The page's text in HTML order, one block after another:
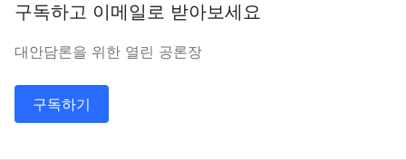
구독하고 이메일로 받아보세요
대안담론을 위한 열린 공론장
구독하기